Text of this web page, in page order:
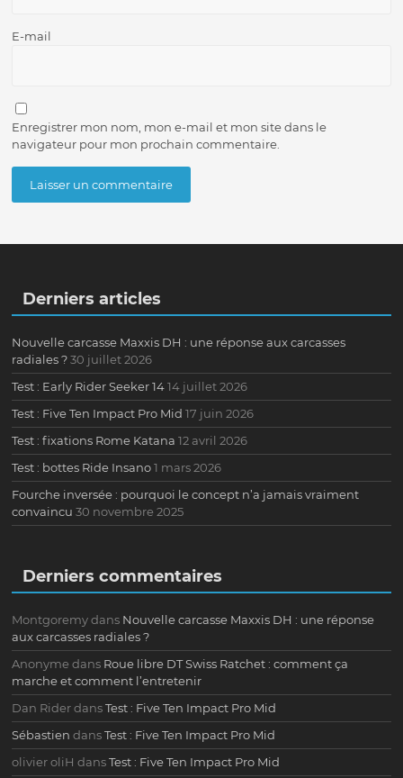
E-mail
Enregistrer mon nom, mon e-mail et mon site dans le
navigateur pour mon prochain commentaire.
Derniers articles
Nouvelle carcasse Maxxis DH : une réponse aux carcasses
radiales ? 30 juillet 2026
Test : Early Rider Seeker 14 14 juillet 2026
Test : Five Ten Impact Pro Mid 17 juin 2026
Test : fixations Rome Katana 12 avril 2026
Test : bottes Ride Insano 1 mars 2026
Fourche inversée : pourquoi le concept n’a jamais vraiment
convaincu 30 novembre 2025
Derniers commentaires
Montgoremydans Nouvelle carcasse Maxxis DH : une réponse
aux carcasses radiales ?
Anonyme dans Roue libre DT Swiss Ratchet : comment ça
marche et comment l’entretenir
Dan RiderdansTest : Five Ten Impact Pro Mid
Sébastien dansTest : Five Ten Impact Pro Mid
olivier oliH dansTest : Five Ten Impact Pro Mid